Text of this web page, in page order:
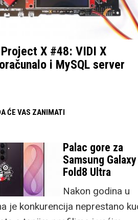
X #48: VIDI X
i MySQL server
ĆE VAS ZANIMATI
Palac gore za
Samsung
Fold8 Ultra
Nakon godina u
je konkurencija neprestano